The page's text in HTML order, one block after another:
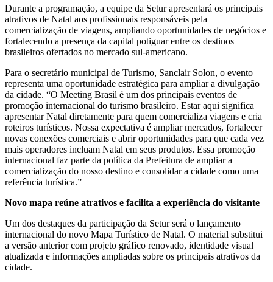
Durante a programação, a equipe da Setur apresentará os principais
atrativos de Natal aos profissionais responsáveis pela
comercialização de viagens, ampliando oportunidades de negócios e
fortalecendo a presença da capital potiguar entre os destinos
brasileiros ofertados no mercado sul-americano.
Para o secretário municipal de Turismo, Sanclair Solon, o evento
representa uma oportunidade estratégica para ampliar a divulgação
da cidade. “O Meeting Brasil é um dos principais eventos de
promoção internacional do turismo brasileiro. Estar aqui significa
apresentar Natal diretamente para quem comercializa viagens e cria
roteiros turísticos. Nossa expectativa é ampliar mercados, fortalecer
novas conexões comerciais e abrir oportunidades para que cada vez
mais operadores incluam Natal em seus produtos. Essa promoção
internacional faz parte da política da Prefeitura de ampliar a
comercialização do nosso destino e consolidar a cidade como uma
referência turística.”
Novo mapa reúne atrativos e facilita a experiência do visitante
Um dos destaques da participação da Setur será o lançamento
internacional do novo Mapa Turístico de Natal. O material substitui
a versão anterior com projeto gráfico renovado, identidade visual
atualizada e informações ampliadas sobre os principais atrativos da
cidade.